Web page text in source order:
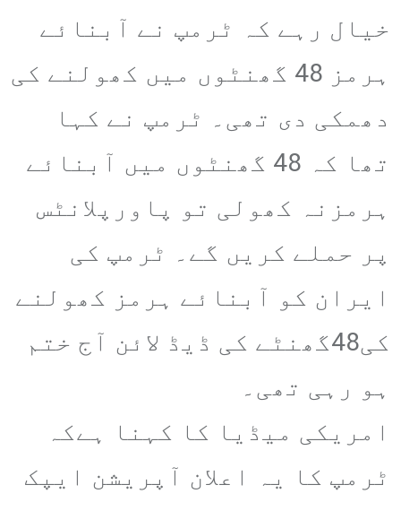
خیال رہے کہ ٹرمپ نے آبنائے
ہرمز 48 گھنٹوں میں کھولنے کی
دھمکی دی تھی۔ ٹرمپ نے کہا
تھا کہ 48 گھنٹوں میں آبنائے
ہرمزنہ کھولی تو پاورپلانٹس
پر حملے کریں گے۔ ٹرمپ کی
ایران کو آبنائے ہرمز کھولنے
کی48گھنٹے کی ڈیڈ لائن آج ختم
ہو رہی تھی۔
امریکی میڈیا کا کہنا ہےکہ
ٹرمپ کا یہ اعلان آپریشن ایپک